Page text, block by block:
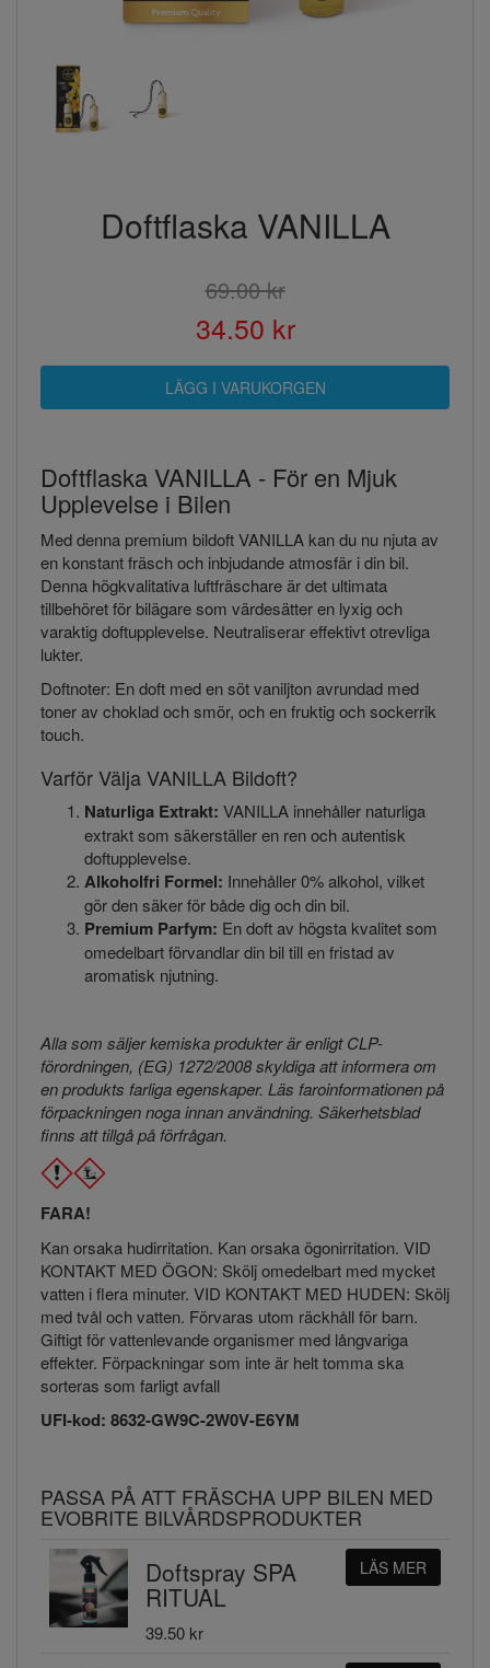
Doftflaska VANILLA
69.00 kr
34.50 kr
Doftflaska VANILLA - För en Mjuk
Upplevelse i Bilen
Med denna premium bildoft VANILLA kan du nu njuta av
en konstant fräsch och inbjudande atmosfär i din bil.
Denna högkvalitativa luftfräschare är det ultimata
tillbehöret för bilägare som värdesätter en lyxig och
varaktig doftupplevelse. Neutraliserar effektivt otrevliga
lukter.
Doftnoter: En doft med en söt vaniljton avrundad med
toner av choklad och smör, och en fruktig och sockerrik
touch.
Varför Välja VANILLA Bildoft?
Naturliga Extrakt: VANILLA innehåller naturliga
extrakt som säkerställer en ren och autentisk
doftupplevelse.
Alkoholfri Formel: Innehåller 0% alkohol, vilket
gör den säker för både dig och din bil.
Premium Parfym: En doft av högsta kvalitet som
omedelbart förvandlar din bil till en fristad av
aromatisk njutning.
Alla som säljer kemiska produkter är enligt CLP-
förordningen, (EG) 1272/2008 skyldiga att informera om
en produkts farliga egenskaper. Läs faroinformationen på
förpackningen noga innan användning. Säkerhetsblad
finns att tillgå på förfrågan.
FARA!
Kan orsaka hudirritation. Kan orsaka ögonirritation. VID
KONTAKT MED ÖGON: Skölj omedelbart med mycket
vatten i flera minuter. VID KONTAKT MED HUDEN: Skölj
med tvål och vatten. Förvaras utom räckhåll för barn.
Giftigt för vattenlevande organismer med långvariga
effekter. Förpackningar som inte är helt tomma ska
sorteras som farligt avfall
UFI-kod: 8632-GW9C-2W0V-E6YM
PASSA PÅ ATT FRÄSCHA UPP BILEN MED
EVOBRITE BILVÅRDSPRODUKTER
Doftspray SPA
RITUAL
39.50 kr
LÄS MER